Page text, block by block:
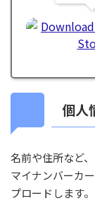
個人
名前や住所など
マイナンバーカ
プロードします